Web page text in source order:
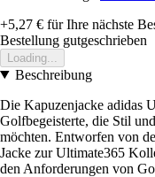
+5,27 € für Ihre nächste
Bestellung gutgeschrieben
Loading...
Beschreibung
Die Kapuzenjacke adidas
Golfbegeisterte, die Stil
möchten. Entworfen von
Jacke zur Ultimate365
den Anforderungen von